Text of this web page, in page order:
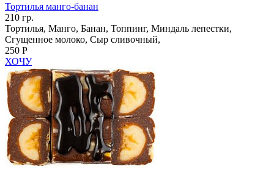
Тортилья манго-банан
210 гр.
Тортилья, Манго, Банан, Топпинг, Миндаль лепестки,
Сгущенное молоко, Сыр сливочный,
250 Р
ХОЧУ